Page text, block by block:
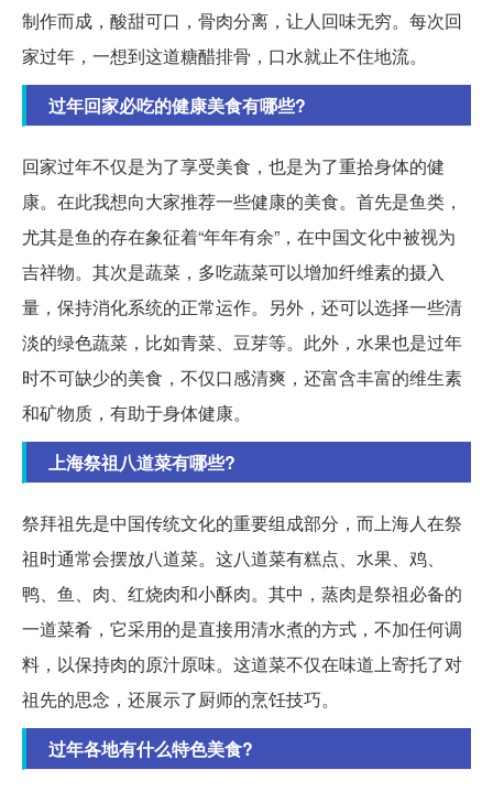
制作而成，酸甜可口，骨肉分离，让人回味无穷。每次回
家过年，一想到这道糖醋排骨，口水就止不住地流。
过年回家必吃的健康美食有哪些?
回家过年不仅是为了享受美食，也是为了重拾身体的健
康。在此我想向大家推荐一些健康的美食。首先是鱼类，
尤其是鱼的存在象征着“年年有余”，在中国文化中被视为
吉祥物。其次是蔬菜，多吃蔬菜可以增加纤维素的摄入
量，保持消化系统的正常运作。另外，还可以选择一些清
淡的绿色蔬菜，比如青菜、豆芽等。此外，水果也是过年
时不可缺少的美食，不仅口感清爽，还富含丰富的维生素
和矿物质，有助于身体健康。
上海祭祖八道菜有哪些?
祭拜祖先是中国传统文化的重要组成部分，而上海人在祭
祖时通常会摆放八道菜。这八道菜有糕点、水果、鸡、
鸭、鱼、肉、红烧肉和小酥肉。其中，蒸肉是祭祖必备的
一道菜肴，它采用的是直接用清水煮的方式，不加任何调
料，以保持肉的原汁原味。这道菜不仅在味道上寄托了对
祖先的思念，还展示了厨师的烹饪技巧。
过年各地有什么特色美食?